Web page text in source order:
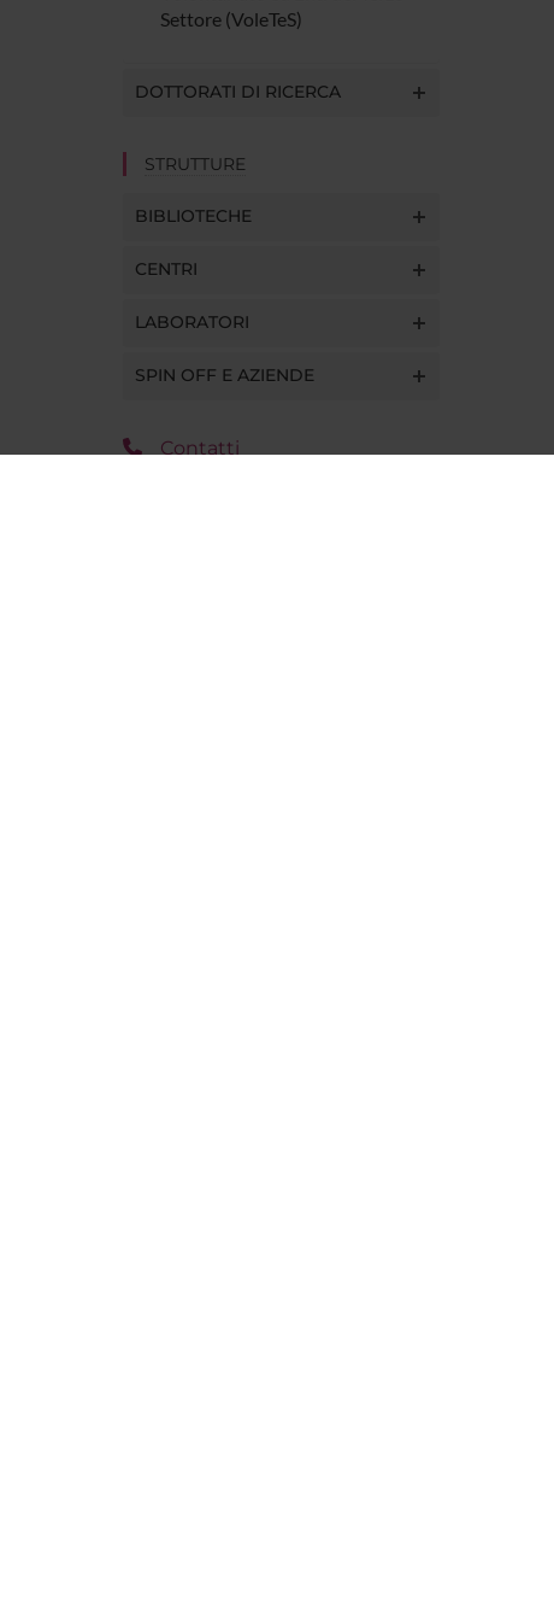
Settore (VoleTeS)
DOTTORATI DI RICERCA
STRUTTURE
BIBLIOTECHE
CENTRI
LABORATORI
SPIN OFF E AZIENDE
Contatti